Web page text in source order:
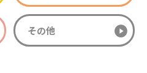
その他